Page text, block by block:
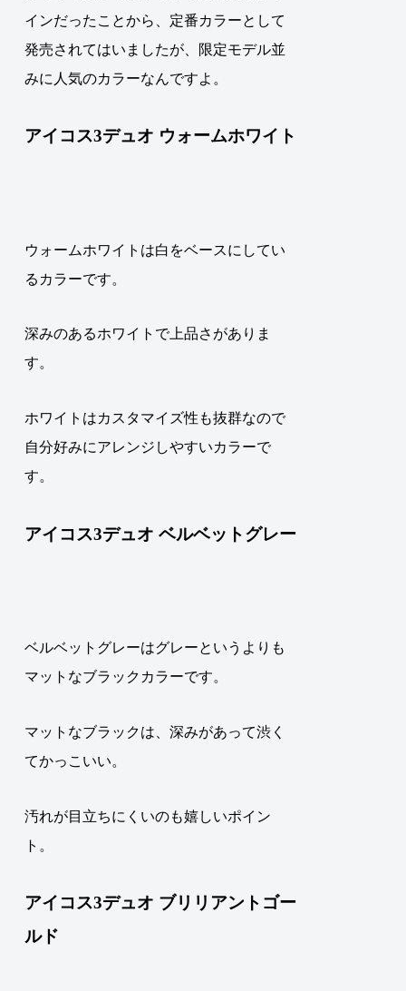
インだった こ とから
、定番カラーとして
発売されてはいましたが、限定モデル並
みに人気のカラーなんですよ 。
アイコス3デュオ ウォームホワイト
ウォームホワイトは白をベースにしてい
るカラーです。
深みのあるホワイトで上品さがありま
す。
ホワイトはカスタマイズ性も抜群なので
自分好みにアレンジしやすいカラーで
す。
アイコス3デュオ ベルベットグレー
ベルベットグレーはグレーというよりも
マットなブラックカラーです。
マットなブラックは、深みがあって渋く
てかっこいい。
汚れが目立ちにくいのも嬉しいポイン
ト。
アイコス3デュオ ブリリアントゴー
ルド